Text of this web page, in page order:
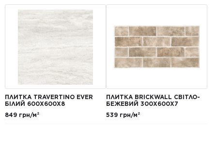
ПЛИТКА TRAVERTINO EVER
БІЛИЙ 600Х600Х8
849 грн/м²
ПЛИТКА BRICKWALL СВІТЛО-
БЕЖЕВИЙ 300Х600Х7
539 грн/м²